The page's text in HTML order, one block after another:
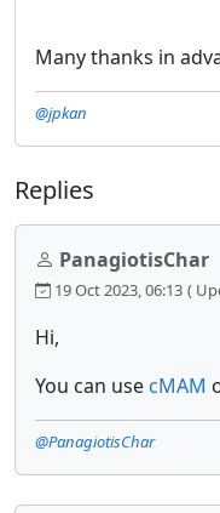
Many thanks in
@jpkan
Replies
PanagiotisChar
19 Oct 2023, 06:13 (
Hi,
You can use cMAM
@PanagiotisChar